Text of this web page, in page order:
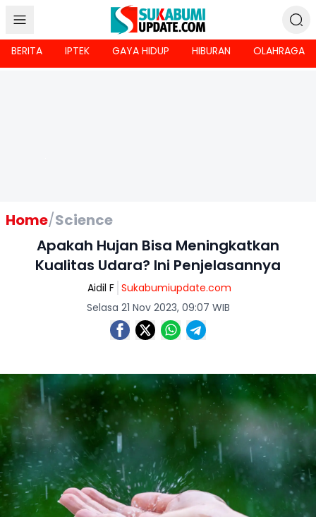
BERITA IPTEK GAYA HIDUP HIBURAN OLAHRAGA
Home/Science
Apakah Hujan Bisa Meningkatkan
Kualitas Udara? Ini Penjelasannya
Aidil F Sukabumiupdate.com
Selasa 21 Nov 2023, 09:07 WIB